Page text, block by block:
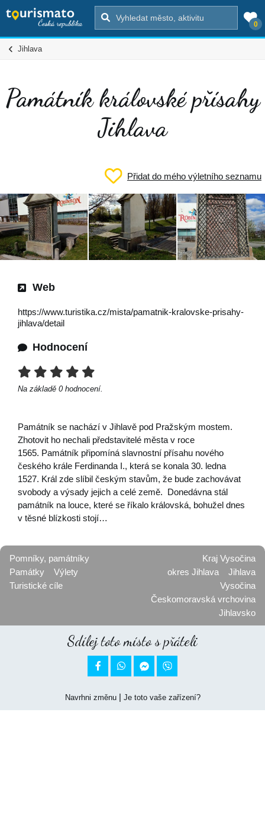
0
Jihlava
Památník královské přísahy
Jihlava
Přidat do mého výletního seznamu
Web
https://www.turistika.cz/mista/pamatnik-kralovske-prisahy-
jihlava/detail
Hodnocení
Na základě 0 hodnocení.
Památník se nachází v Jihlavě pod Pražským mostem.
Zhotovit ho nechali představitelé města v roce
1565. Památník připomíná slavnostní přísahu nového
českého krále Ferdinanda I., která se konala 30. ledna
1527. Král zde slíbil českým stavům, že bude zachovávat
svobody a výsady jejich a celé země. Donedávna stál
památník na louce, které se říkalo královská, bohužel dnes
v těsné blízkosti stojí…
Pomníky, památníky
Památky
Výlety
Turistické cíle
Kraj Vysočina
okres Jihlava
Jihlava
Vysočina
Českomoravská vrchovina
Jihlavsko
Sdílej toto místo s přáteli
 
Navrhni změnu| Je toto vaše zařízení?